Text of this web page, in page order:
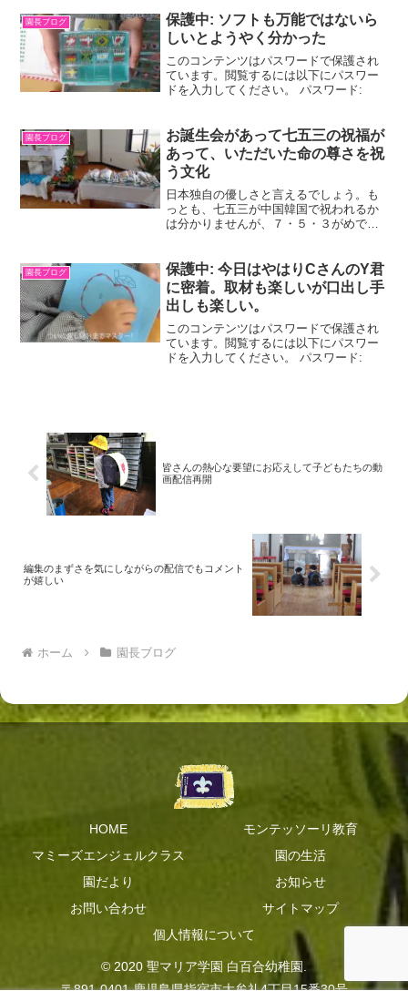
かったようでした。様子を見に行って分
かりました。ふみひと君の...
園長ブログ
保護中: ソフトも万能ではないら
しいとようやく分かった
このコンテンツはパスワードで保護され
ています。閲覧するには以下にパスワー
ドを入力してください。 パスワード:
園長ブログ
お誕生会があって七五三の祝福が
あって、いただいた命の尊さを祝
う文化
日本独自の優しさと言えるでしょう。も
っとも、七五三が中国韓国で祝われるか
は分かりませんが、７・５・３がめでた
だいた命に感謝し何とか大事に育て上げ
たいという思いは古代も今...
園長ブログ
保護中: 今日はやはりCさんのY君
に密着。取材も楽しいが口出し手
出しも楽しい。
このコンテンツはパスワードで保護され
ています。閲覧するには以下にパスワー
ドを入力してください。 パスワード:
皆さんの熱心な要望にお応えして子どもたちの動
画配信再開
編集のまずさを気にしながらの配信でもコメント
が嬉しい
ホーム 園長ブログ
HOME
モンテッソーリ教育
マミーズエンジェルクラス
園の生活
園だより
お知らせ
お問い合わせ
サイトマップ
個人情報について
© 2020 聖マリア学園 白百合幼稚園.